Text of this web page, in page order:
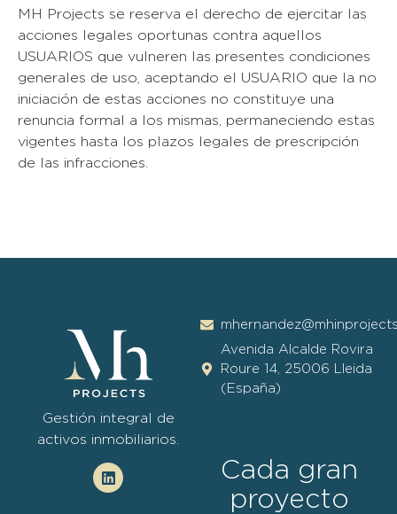
MH Projects se reserva el derecho de ejercitar las
acciones legales oportunas contra aquellos
USUARIOS que vulneren las presentes condiciones
generales de uso, aceptando el USUARIO que la no
iniciación de estas acciones no constituye una
renuncia formal a los mismas, permaneciendo estas
vigentes hasta los plazos legales de prescripción
de las infracciones.
Gestión integral de
activos inmobiliarios.
Cada gran
proyecto
Avenida Alcalde Rovira
Roure 14, 25006 Lleida
(España)